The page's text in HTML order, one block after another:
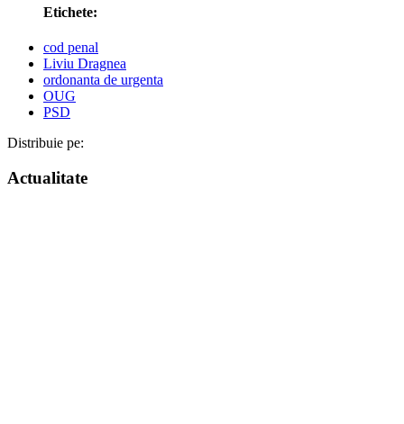
Etichete:
cod penal
Liviu Dragnea
ordonanta de urgenta
OUG
PSD
Distribuie pe:
Actualitate